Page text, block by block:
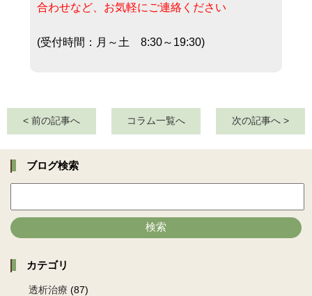
合わせなど、お気軽にご連絡ください
(受付時間：月～土 8:30～19:30)
< 前の記事へ コラム一覧へ 次の記事へ >
ブログ検索
検索
カテゴリ
透析治療 (87)